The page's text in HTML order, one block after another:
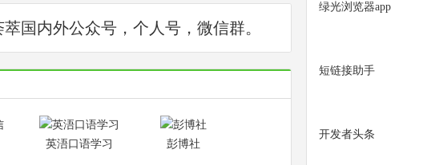
国内外公众号，个人号，微信群。
英浯口语学习 彭博社
绿光浏览器app
短链接助手
开发者头条